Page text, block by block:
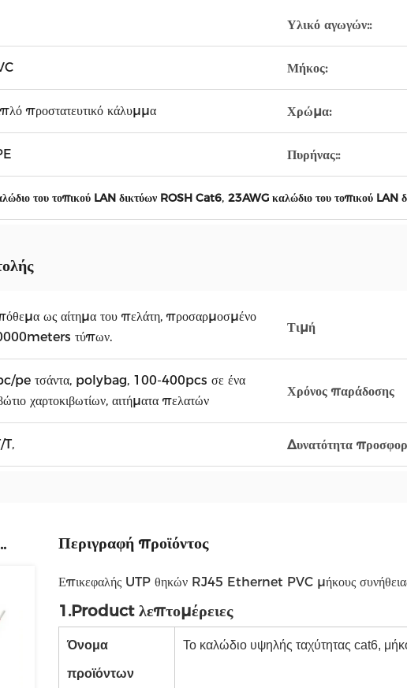
Υλικό αγωγών::
Μήκος:
προστατευτικό κάλυμμα Χρώμα:
Πυρήνας::
του τοπικού LAN δικτύων ROSH Cat6, 23AWG καλώδιο του τοπικού LAN
ως αίτημα του πελάτη, προσαρμοσμένο
τύπων.
Τιμή
pe τσάντα, polybag, 100-400pcs σε ένα
χαρτοκιβωτίων, αιτήματα πελατών
Χρόνος παράδοσης
T, Δυνατότητα
Περιγραφή προϊόντος
Επικεφαλής UTP θηκών RJ45 Ethernet PVC μήκους
1.Product λεπτομέρειες
Όνομα
προϊόντων
Το καλώδιο υψηλής ταχύτητας cat6,